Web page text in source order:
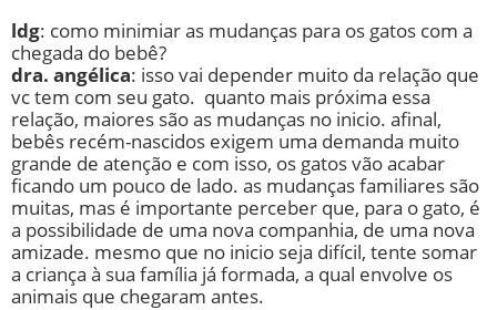
ldg: como minimiar as mudanças para os gatos com a
chegada do bebê?
dra. angélica: isso vai depender muito da relação que
vc tem com seu gato. quanto mais próxima essa
relação, maiores são as mudanças no inicio. afinal,
bebês recém-nascidos exigem uma demanda muito
grande de atenção e com isso, os gatos vão acabar
ficando um pouco de lado. as mudanças familiares são
muitas, mas é importante perceber que, para o gato, é
a possibilidade de uma nova companhia, de uma nova
amizade. mesmo que no inicio seja difícil, tente somar
a criança à sua família já formada, a qual envolve os
animais que chegaram antes.